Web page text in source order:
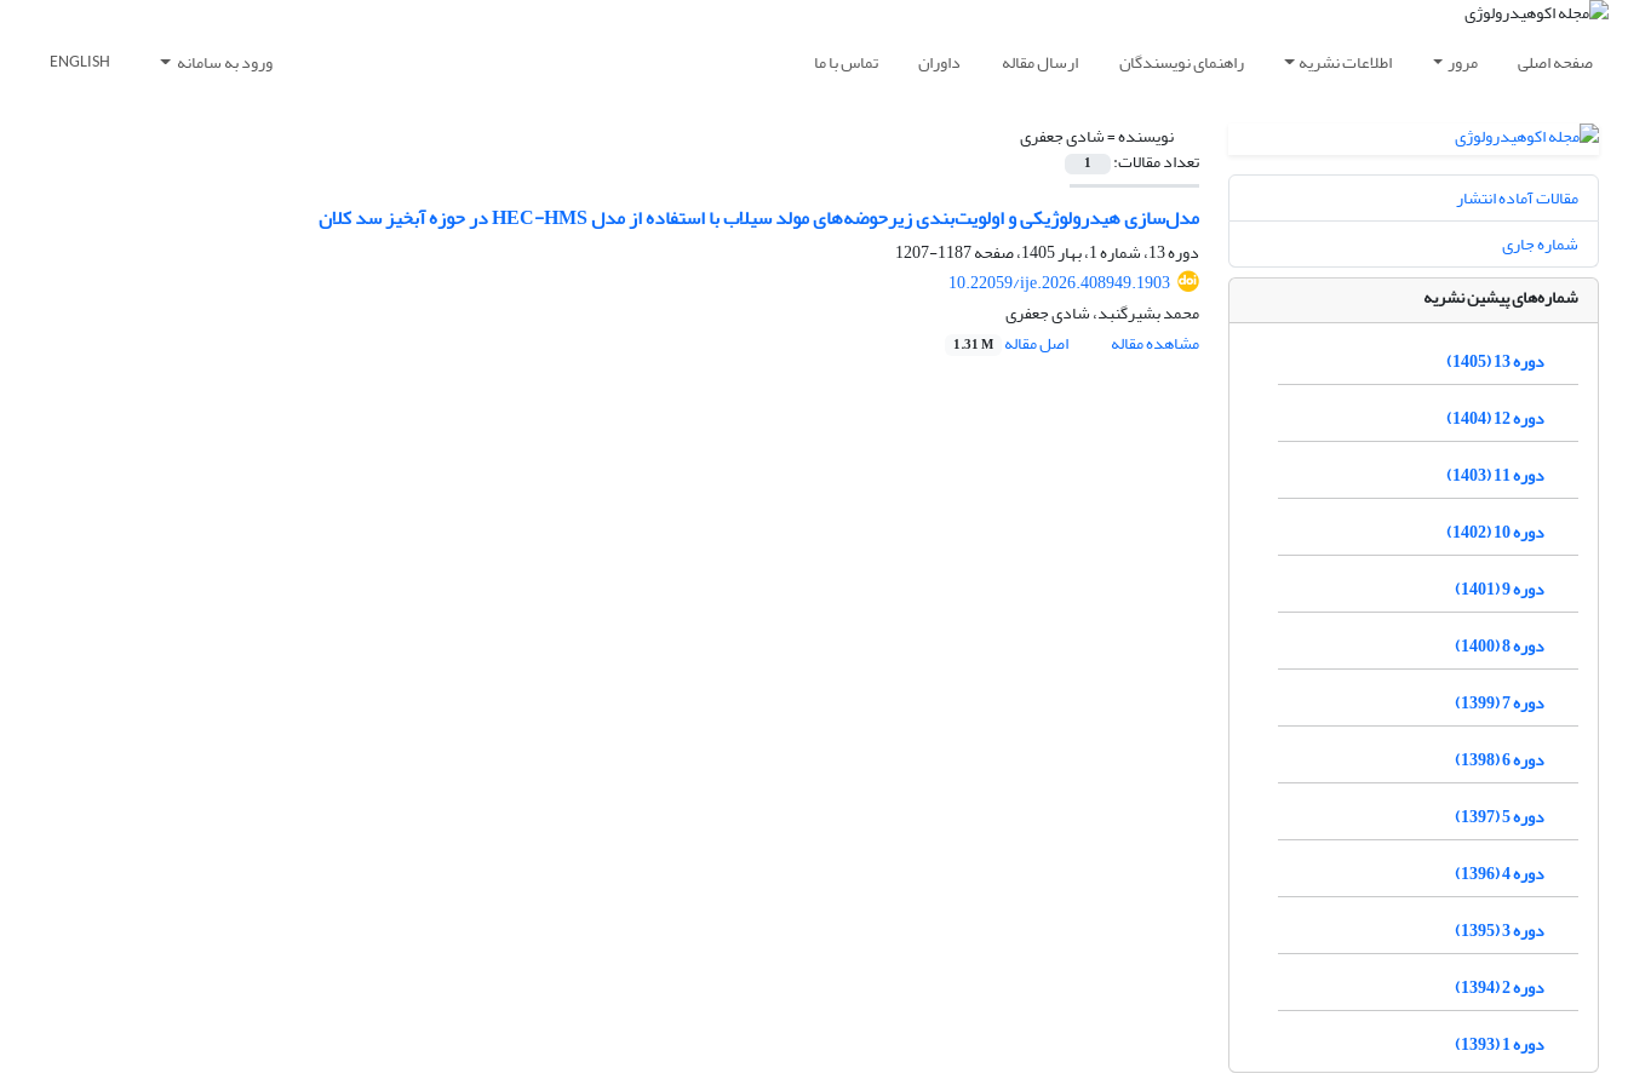
صفحه اصلی مرور اطلاعات نشریه راهنمای نویسندگان ارسال مقاله داوران تماس با ما ورود به سامانه ENGLISH
نویسنده =شادی جعفری
تعداد مقالات: 1
مدل‌سازی هیدرولوژیکی و اولویت‌بندی زیرحوضه‌های مولد سیلاب با استفاده از مدل HEC-HMS در حوزه آبخیز سد کلان
دوره 13، شماره 1، بهار 1405، صفحه
1187-1207
10.22059/ije.2026.408949.1903
محمد بشیرگنبد، شادی جعفری
مشاهده مقاله
اصل مقاله 1.31 M
مقالات آماده انتشار
شماره جاری
شماره‌های پیشین نشریه
دوره 13 (1405)
دوره 12 (1404)
دوره 11 (1403)
دوره 10 (1402)
دوره 9 (1401)
دوره 8 (1400)
دوره 7 (1399)
دوره 6 (1398)
دوره 5 (1397)
دوره 4 (1396)
دوره 3 (1395)
دوره 2 (1394)
دوره 1 (1393)